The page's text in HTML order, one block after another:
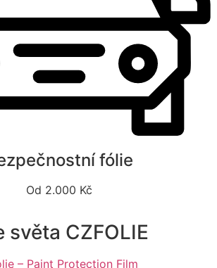
fólie
Od 2.000 Kč
světa CZFOLIE